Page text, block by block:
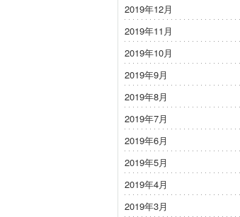
2019年12月
2019年11月
2019年10月
2019年9月
2019年8月
2019年7月
2019年6月
2019年5月
2019年4月
2019年3月